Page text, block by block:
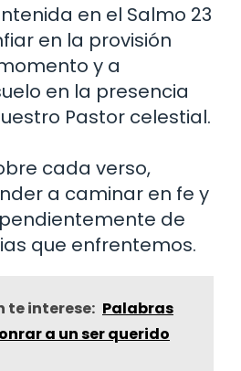
en el Salmo 23
en la provisión
y a
en la presencia
Pastor celestial.
cada verso,
a caminar en fe y
de
que enfrentemos.
te interese: Palabras
a un ser querido